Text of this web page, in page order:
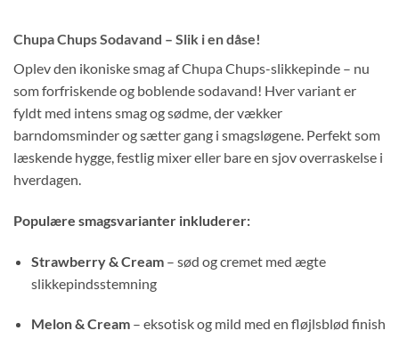
Chupa Chups Sodavand – Slik i en dåse!
Oplev den ikoniske smag af Chupa Chups-slikkepinde – nu
som forfriskende og boblende sodavand! Hver variant er
fyldt med intens smag og sødme, der vækker
barndomsminder og sætter gang i smagsløgene. Perfekt som
læskende hygge, festlig mixer eller bare en sjov overraskelse i
hverdagen.
Populære smagsvarianter inkluderer:
Strawberry & Cream – sød og cremet med ægte
slikkepindsstemning
Melon & Cream – eksotisk og mild med en fløjlsblød finish